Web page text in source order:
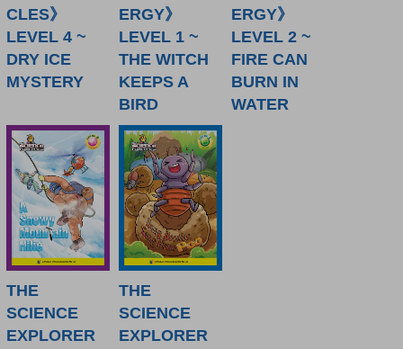
CLES》
LEVEL 4 ~
DRY ICE
MYSTERY
ERGY》
LEVEL 1 ~
THE WITCH
KEEPS A
BIRD
ERGY》
LEVEL 2 ~
FIRE CAN
BURN IN
WATER
THE
SCIENCE
EXPLORER
THE
SCIENCE
EXPLORER